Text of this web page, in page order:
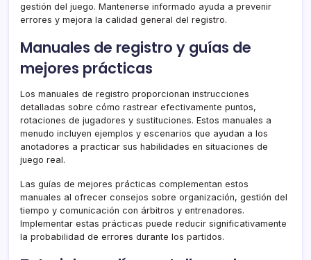
gestión del juego. Mantenerse informado ayuda a prevenir
errores y mejora la calidad general del registro.
Manuales de registro y guías de
mejores prácticas
Los manuales de registro proporcionan instrucciones
detalladas sobre cómo rastrear efectivamente puntos,
rotaciones de jugadores y sustituciones. Estos manuales a
menudo incluyen ejemplos y escenarios que ayudan a los
anotadores a practicar sus habilidades en situaciones de
juego real.
Las guías de mejores prácticas complementan estos
manuales al ofrecer consejos sobre organización, gestión del
tiempo y comunicación con árbitros y entrenadores.
Implementar estas prácticas puede reducir significativamente
la probabilidad de errores durante los partidos.